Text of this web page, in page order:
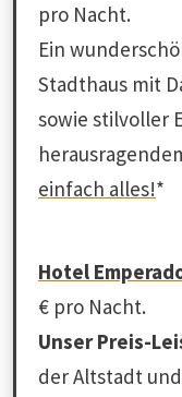
pro Nacht.
Ein
Stadthaus mit
sowie stilvoller
einfach alles!*
Hotel
€ pro Nacht.
Unser Preis-
der Altstadt und